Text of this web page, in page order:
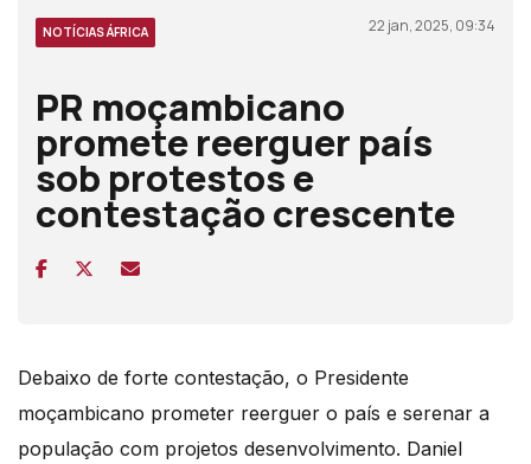
NOTÍCIAS ÁFRICA 22 jan, 2025, 09:34
PR moçambicano
promete reerguer país
sob protestos e
contestação crescente
Debaixo de forte contestação, o Presidente
moçambicano prometer reerguer o país e serenar a
população com projetos desenvolvimento. Daniel